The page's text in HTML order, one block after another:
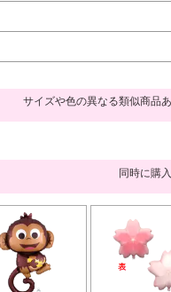
サイズや色の異なる類似商品
同時に購